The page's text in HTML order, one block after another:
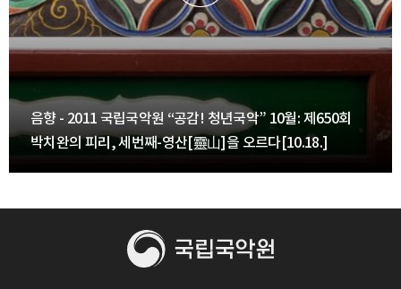
음향 - 2011 국립국악원 “공감! 청년국악” 10월: 제650회
박치완의 피리, 세번째-영산[靈山]을 오르다[10.18.]